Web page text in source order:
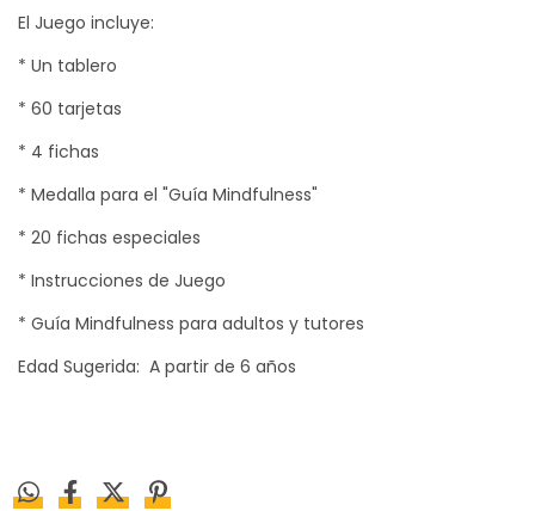
El Juego incluye:
* Un tablero
* 60 tarjetas
* 4 fichas
* Medalla para el "Guía Mindfulness"
* 20 fichas especiales
* Instrucciones de Juego
* Guía Mindfulness para adultos y tutores
Edad Sugerida: A partir de 6 años